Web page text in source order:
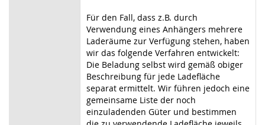
Für den Fall, dass z.B. durch
Verwendung eines Anhängers mehrere
Laderäume zur Verfügung stehen, haben
wir das folgende Verfahren entwickelt:
Die Beladung selbst wird gemäß obiger
Beschreibung für jede Ladefläche
separat ermittelt. Wir führen jedoch eine
gemeinsame Liste der noch
einzuladenden Güter und bestimmen